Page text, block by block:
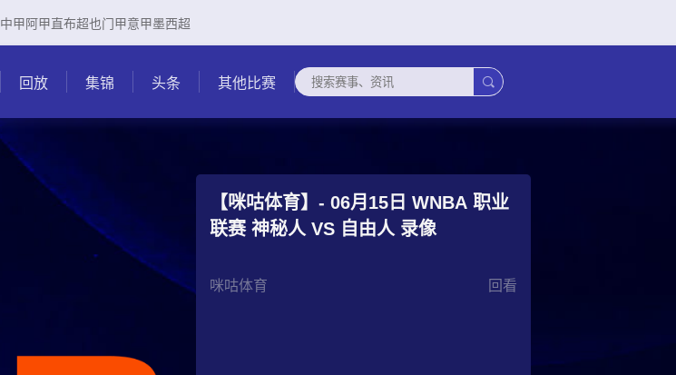
中甲阿甲直布超也门甲意甲墨西超
回放 集锦 头条 其他比赛 
【咪咕体育】- 06月15日 WNBA 职业
联赛 神秘人 VS 自由人 录像
咪咕体育 回看